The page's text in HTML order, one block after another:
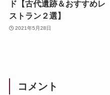
ド【古代遺跡＆おすすめレ
ストラン２選】
2021年5月28日
コメント